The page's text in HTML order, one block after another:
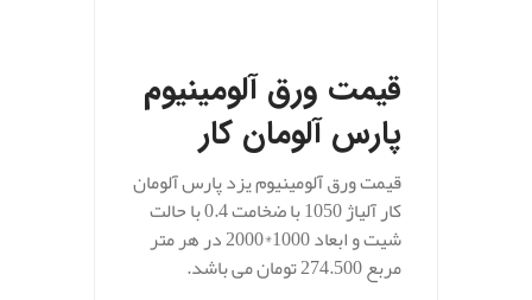
قیمت ورق آلومینیوم
پارس آلومان کار
قیمت ورق آلومینیوم یزد پارس آلومان
کار آلیاژ 1050 با ضخامت 0.4 با حالت
شیت و ابعاد 1000*2000 در هر متر
مربع 274.500 تومان می باشد.